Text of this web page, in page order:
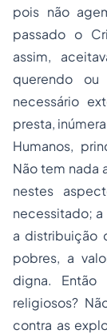
pois não
passado o
assim,
querendo
necessário
presta,
Humanos,
Não tem nada
nestes
necessitado;
a distribuição
pobres, a
digna. Então
religiosos?
contra as